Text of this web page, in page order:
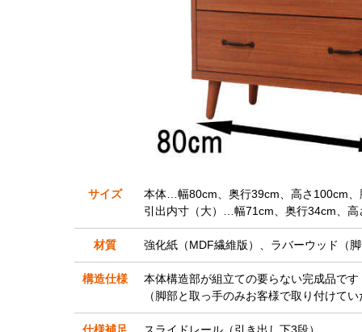
サイズ
本体…幅80cm、奥行39cm、高さ100cm
引出内寸（大）…幅71cm、奥行34cm、高
材質 強化紙（MDF繊維版）、ラバーウッド（
構造仕様
本体構造部が組立ての要らない完成品です
（脚部と取っ手のみお客様で取り付けて